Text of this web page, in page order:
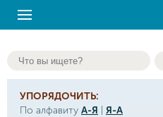
УПОРЯДОЧИТЬ:
По алфавиту А-Я
Я-А